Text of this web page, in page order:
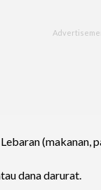
(makanan,
dana darurat.